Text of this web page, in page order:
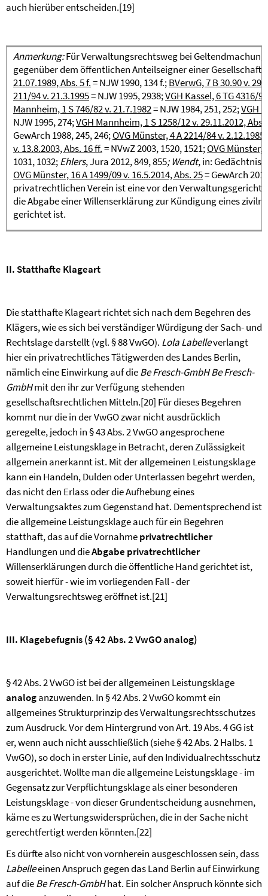
auch hierüber entscheiden.[19]
Anmerkung:Für Verwaltungsrechtsweg bei
gegenüber dem öffentlichen Anteilseigner einer Gesellschaft
21.07.1989, Abs. 5 f.= NJW 1990, 134 f.;BVerwG, 7 B 30.90 v.
211/94 v. 21.3.1995= NJW 1995, 2938;VGH Kassel, 6 TG 4316/
Mannheim, 1 S 746/82 v. 21.7.1982= NJW 1984, 251, 252;VGH
NJW 1995, 274;VGH Mannheim, 1 S 1258/12 v. 29.11.2012, Abs.
GewArch 1988, 245, 246;OVG Münster, 4 A 2214/84 v. 2.12.1985
v. 13.8.2003, Abs. 16 ff.= NVwZ 2003, 1520, 1521;OVG Münster,
1031, 1032;Ehlers, Jura 2012, 849, 855; Wendt, in:
OVG Münster, 16 A 1499/09 v. 16.5.2014, Abs. 25= GewArch
privatrechtlichen Verein ist eine vor den
die Abgabe einer Willenserklärung zur Kündigung eines
gerichtet ist.
II. Statthafte Klageart
Die statthafte Klageart richtet sich nach dem Begehren des
Klägers, wie es sich bei verständiger Würdigung der Sach- und
Rechtslage darstellt (vgl. § 88 VwGO). Lola Labelleverlangt
hier ein privatrechtliches Tätigwerden des Landes Berlin,
nämlich eine Einwirkung auf dieBe Fresch-GmbHBe Fresch-
GmbHmit den ihr zur Verfügung stehenden
gesellschaftsrechtlichen Mitteln.[20] Für dieses Begehren
kommt nur die in der VwGO zwar nicht ausdrücklich
geregelte, jedoch in § 43 Abs. 2 VwGO angesprochene
allgemeine Leistungsklage in Betracht, deren Zulässigkeit
allgemein anerkannt ist. Mit der allgemeinen Leistungsklage
kann ein Handeln, Dulden oder Unterlassen begehrt werden,
das nicht den Erlass oder die Aufhebung eines
Verwaltungsaktes zum Gegenstand hat. Dementsprechend ist
die allgemeine Leistungsklage auch für ein Begehren
statthaft, das auf die Vornahmeprivatrechtlicher
Handlungen und dieAbgabe privatrechtlicher
Willenserklärungen durch die öffentliche Hand gerichtet ist,
soweit hierfür - wie im vorliegenden Fall - der
Verwaltungsrechtsweg eröffnet ist.[21]
III. Klagebefugnis (§ 42 Abs. 2 VwGO analog)
§ 42 Abs. 2 VwGO ist bei der allgemeinen Leistungsklage
analoganzuwenden. In § 42 Abs. 2 VwGO kommt ein
allgemeines Strukturprinzip des Verwaltungsrechtsschutzes
zum Ausdruck. Vor dem Hintergrund von Art. 19 Abs. 4 GG ist
er, wenn auch nicht ausschließlich (siehe § 42 Abs. 2 Halbs. 1
VwGO), so doch in erster Linie, auf den Individualrechtsschutz
ausgerichtet. Wollte man die allgemeine Leistungsklage - im
Gegensatz zur Verpflichtungsklage als einer besonderen
Leistungsklage - von dieser Grundentscheidung ausnehmen,
käme es zu Wertungswidersprüchen, die in der Sache nicht
gerechtfertigt werden könnten.[22]
Es dürfte also nicht von vornherein ausgeschlossen sein, dass
Labelleeinen Anspruch gegen das Land Berlin auf Einwirkung
auf dieBe Fresch-GmbHhat. Ein solcher Anspruch könnte sich